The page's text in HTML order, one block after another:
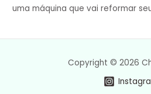
uma máquina que vai reformar
Copyright © 2026